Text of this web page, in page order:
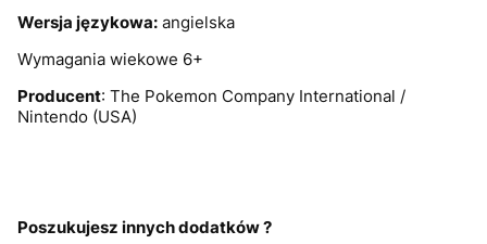
Wersja językowa: angielska
Wymagania wiekowe 6+
Producent: The Pokemon Company International /
Nintendo (USA)
Poszukujesz innych dodatków ?